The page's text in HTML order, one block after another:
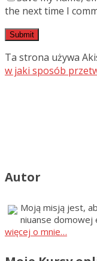
the next time I
Ta strona używa
w jaki sposób
Autor
Moją misją jest,
niuanse domowej
więcej o mnie…